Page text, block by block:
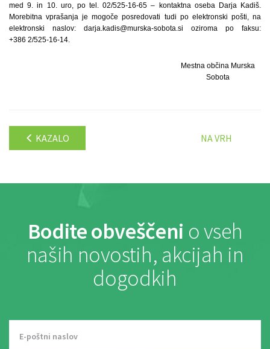
med 9. in 10. uro, po tel. 02/525-16-65 – kontaktna oseba Darja Kadiš.
Morebitna vprašanja je mogoče posredovati tudi po elektronski pošti, na
elektronski naslov: darja.kadis@murska-sobota.si oziroma po faksu:
+386 2/525-16-14.
Mestna občina Murska
Sobota
KAZALO NA VRH
Bodite obveščeni o vseh
naših novostih, akcijah in
dogodkih